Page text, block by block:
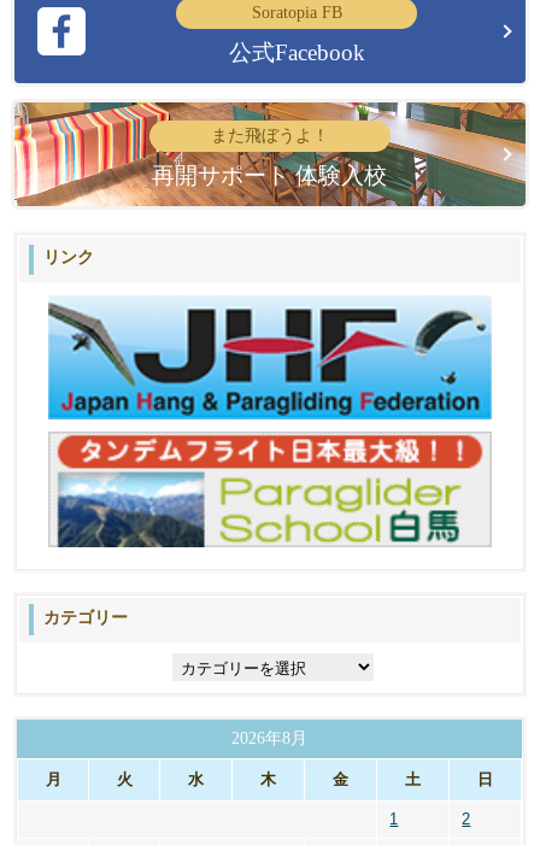
Soratopia FB
公式Facebook
また飛ぼうよ！
再開サポート 体験入校
リンク
カテゴリー
ー
2026年8月
月 火 水 木 金 土 日
1 2